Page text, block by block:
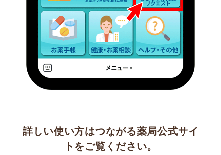
詳しい使い方はつながる薬局公式サイ
トをご覧ください。